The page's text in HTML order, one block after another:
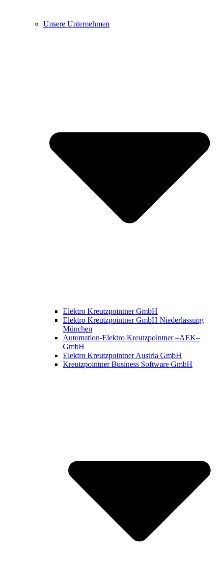
Unsere Unternehmen
Elektro Kreutzpointner GmbH
Elektro Kreutzpointner GmbH Niederlassung
München
Automation-Elektro Kreutzpointner –AEK–
GmbH
Elektro Kreutzpointner Austria GmbH
Kreutzpointner Business Software GmbH